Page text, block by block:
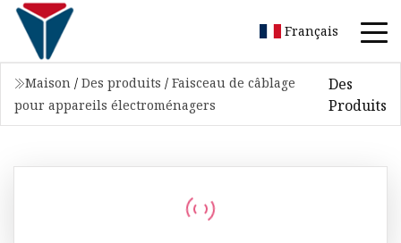
Français
Maison / Des produits / Faisceau de câblage
pour appareils électroménagers
Des
Produits